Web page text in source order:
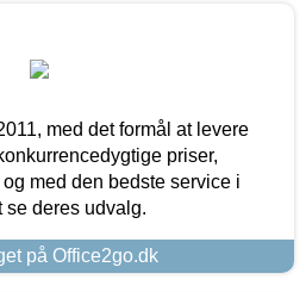
med det formål at levere
priser,
med den bedste service i
se deres udvalg.
på Office2go.dk